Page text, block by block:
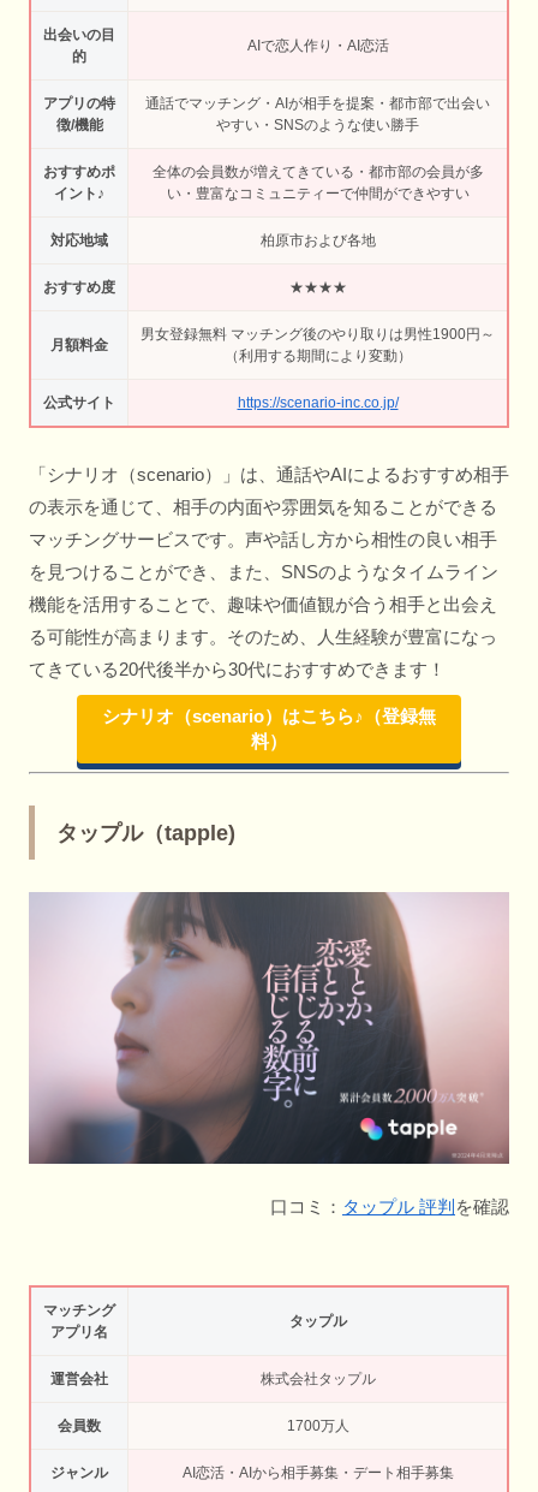
出会いの目
的
AIで恋人作り・AI恋活
アプリの特
徴/機能
通話でマッチング・AIが相手を提案・都市部で出会い
やすい・SNSのような使い勝手
おすすめポ
イント♪
全体の会員数が増えてきている・都市部の会員が多
い・豊富なコミュニティーで仲間ができやすい
対応地域 柏原市および各地
おすすめ度 ★★★★
月額料金
男女登録無料 マッチング後のやり取りは男性1900円～
（利用する期間により変動）
公式サイト https://scenario-inc.co.jp/
「シナリオ（scenario）」は、通話やAIによるおすすめ相手
の表示を通じて、相手の内面や雰囲気を知ることができる
マッチングサービスです。声や話し方から相性の良い相手
を見つけることができ、また、SNSのようなタイムライン
機能を活用することで、趣味や価値観が合う相手と出会え
る可能性が高まります。そのため、人生経験が豊富になっ
てきている20代後半から30代におすすめできます！
シナリオ（scenario）はこちら♪（登録無
料）
タップル（tapple)
口コミ： タップル 評判 を確認
マッチング
アプリ名
タップル
運営会社 株式会社タップル
会員数 1700万人
ジャンル AI恋活・AIから相手募集・デート相手募集